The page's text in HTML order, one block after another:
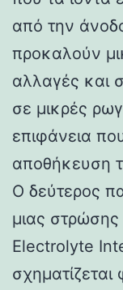
από την
προκαλούν
αλλαγές και
σε μικρές
επιφάνεια
αποθήκευση
Ο δεύτερος
μιας
Electrolyte